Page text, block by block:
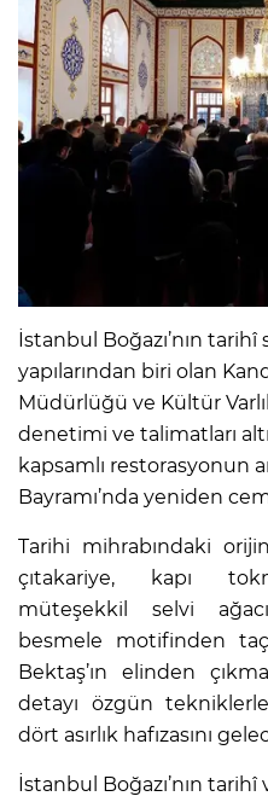
İstanbul Boğazı’nın
yapılarından biri olan
Müdürlüğü ve Kültür
denetimi ve talimatları
kapsamlı restorasyonun
Bayramı’nda yeniden
Tarihi mihrabındaki
çıtakariye, kapı
müteşekkil selvi
besmele motifinden
Bektaş’ın elinden
detayı özgün
dört asırlık hafızasını
İstanbul Boğazı’nın tarihî